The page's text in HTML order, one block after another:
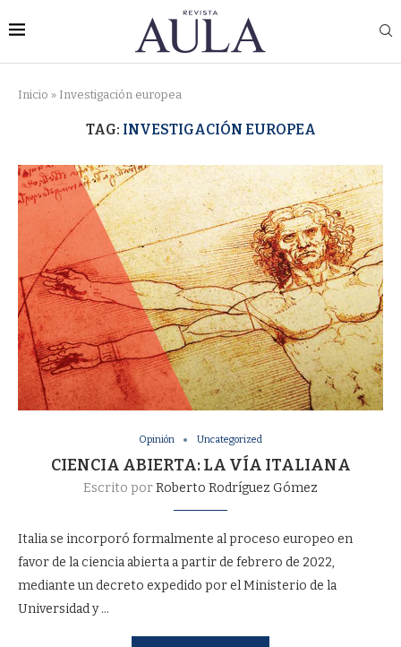
Inicio » Investigación europea
TAG: INVESTIGACIÓN EUROPEA
Opinión Uncategorized
CIENCIA ABIERTA: LA VÍA ITALIANA
Escrito porRoberto Rodríguez Gómez
Italia se incorporó formalmente al proceso europeo en
favor de la ciencia abierta a partir de febrero de 2022,
mediante un decreto expedido por el Ministerio de la
Universidad y …